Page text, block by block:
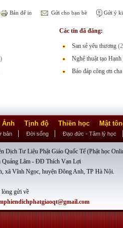
Bản để in Gửi cho bạn bè Gửi ý
Các tin đã đăng:
San sẻ yêu thương
Nghệ thuật tạo Hạnh
Báo đáp công ơn cha
Ảnh Tịnh độ Thiền học Mật
bản Đời sống Đạo đức - Tâm lý học
Dịch Tư Liệu Phật Giáo Quốc Tế (Phật học
Lâm - ĐĐ Thích Vạn Lợi
xã Vĩnh Ngọc, huyện Đông Anh, TP Hà Nội.
lòng gửi về